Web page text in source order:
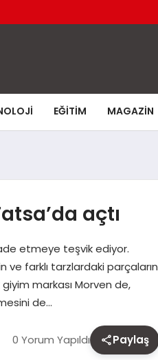
EĞITIM MAGAZIN
açtı
etmeye teşvik ediyor.
ve farklı tarzlardaki parçaların
markası Morven de,
de…
0 Yorum Yapıldı Paylaş